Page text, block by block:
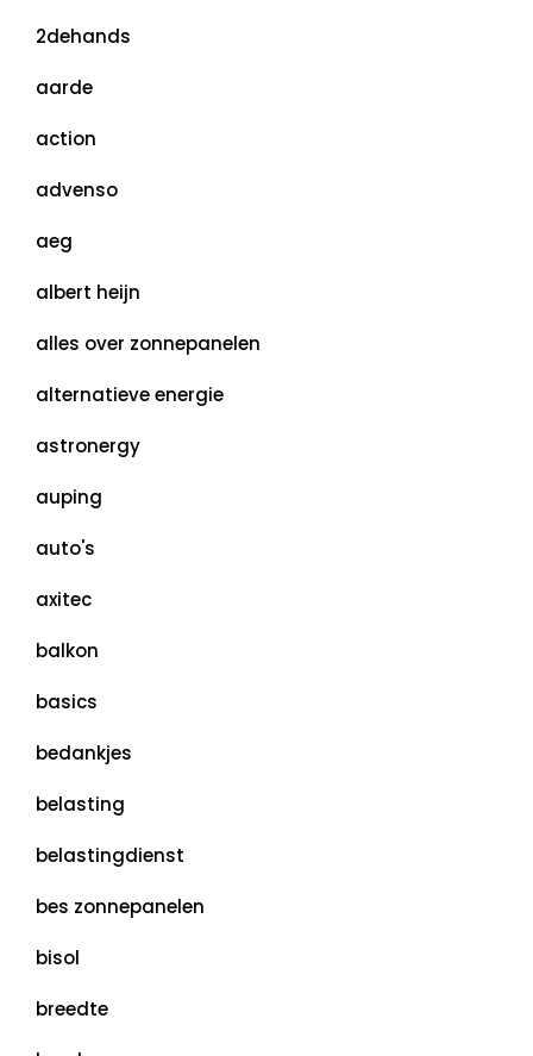
2dehands
aarde
action
advenso
aeg
albert heijn
alles over zonnepanelen
alternatieve energie
astronergy
auping
auto's
axitec
balkon
basics
bedankjes
belasting
belastingdienst
bes zonnepanelen
bisol
breedte